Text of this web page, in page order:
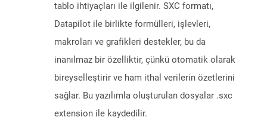
tablo ihtiyaçları ile ilgilenir. SXC formatı,
Datapilot ile birlikte formülleri, işlevleri,
makroları ve grafikleri destekler, bu da
inanılmaz bir özelliktir, çünkü otomatik olarak
bireyselleştirir ve ham ithal verilerin özetlerini
sağlar. Bu yazılımla oluşturulan dosyalar .sxc
extension ile kaydedilir.